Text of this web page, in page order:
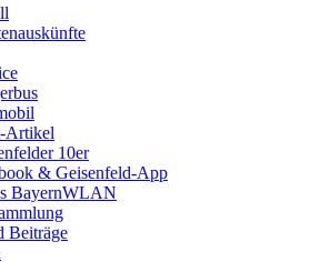
Artikel
10er
& Geisenfeld-App
BayernWLAN
Beiträge